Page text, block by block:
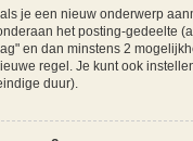
je een nieuw onderwerp
het posting-gedeelte
en dan minstens 2
regel. Je kunt ook
duur).